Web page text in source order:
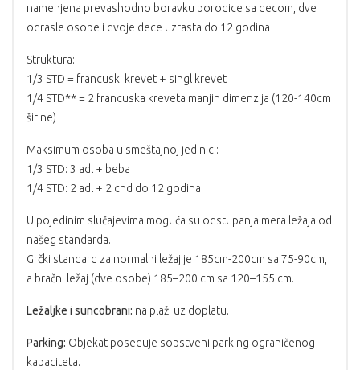
namenjena prevashodno boravku porodice sa decom, dve
odrasle osobe i dvoje dece uzrasta do 12 godina
Struktura:
1/3 STD = francuski krevet + singl krevet
1/4 STD** = 2 francuska kreveta manjih dimenzija (120-140cm
širine)
Maksimum osoba u smeštajnoj jedinici:
1/3 STD: 3 adl + beba
1/4 STD: 2 adl + 2 chd do 12 godina
U pojedinim slučajevima moguća su odstupanja mera ležaja od
našeg standarda.
Grčki standard za normalni ležaj je 185cm-200cm sa 75-90cm,
a bračni ležaj (dve osobe) 185–200 cm sa 120–155 cm.
Ležaljke i suncobrani: na plaži uz doplatu.
Parking: Objekat poseduje sopstveni parking ograničenog
kapaciteta.